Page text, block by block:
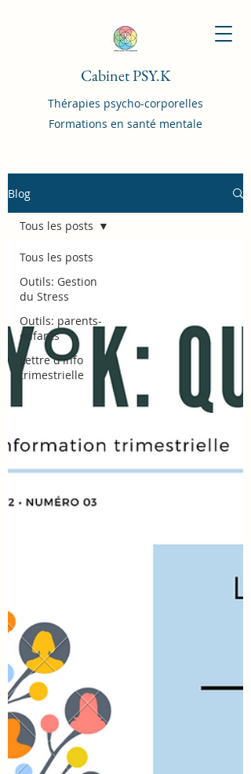
Cabinet PSY.K
Thérapies psycho-corporelles
Formations en santé mentale
Blog
Tous les posts
Outils: Gestion
du Stress
Outils: parents-
enfants
Lettre d'info
trimestrielle
Tous les posts